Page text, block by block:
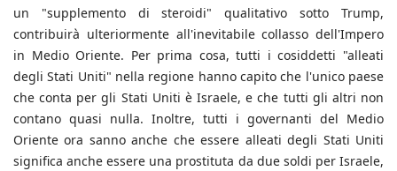
un "supplemento di steroidi" qualitativo sotto Trump,
contribuirà ulteriormente all'inevitabile collasso dell'Impero
in Medio Oriente. Per prima cosa, tutti i cosiddetti "alleati
degli Stati Uniti" nella regione hanno capito che l'unico paese
che conta per gli Stati Uniti è Israele, e che tutti gli altri non
contano quasi nulla. Inoltre, tutti i governanti del Medio
Oriente ora sanno anche che essere alleati degli Stati Uniti
significa anche essere una prostituta da due soldi per Israele,